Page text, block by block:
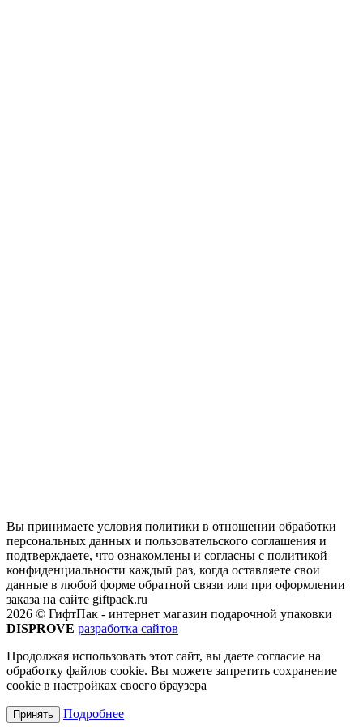
Вы принимаете условия политики в отношении обработки
персональных данных и пользовательского соглашения и
подтверждаете, что ознакомлены и согласны с политикой
конфиденциальности каждый раз, когда оставляете свои
данные в любой форме обратной связи или при оформлении
заказа на сайте giftpack.ru
2026 © ГифтПак - интернет магазин подарочной упаковки
DISPROVE разработка сайтов
Продолжая использовать этот сайт, вы даете согласие на
обработку файлов cookie. Вы можете запретить сохранение
cookie в настройках своего браузера
Принять Подробнее